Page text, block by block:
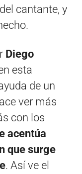
cantante, y
Diego
esta
de un
ver más
con los
acentúa
que surge
. Así ve el